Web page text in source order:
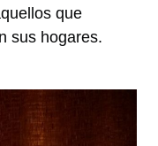
que
sus hogares.